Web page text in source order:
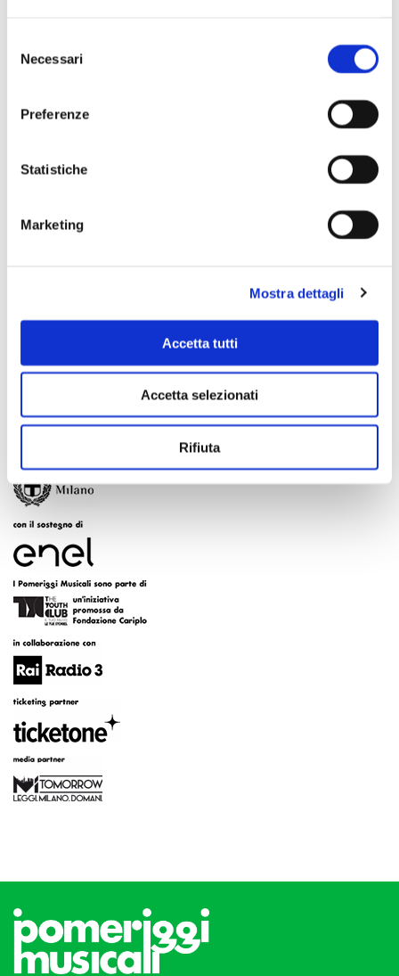
delNecessari
Preferenze
Statistiche
Marketing
Mostra dettagli
Accetta tutti
Accetta selezionati
Rifiuta